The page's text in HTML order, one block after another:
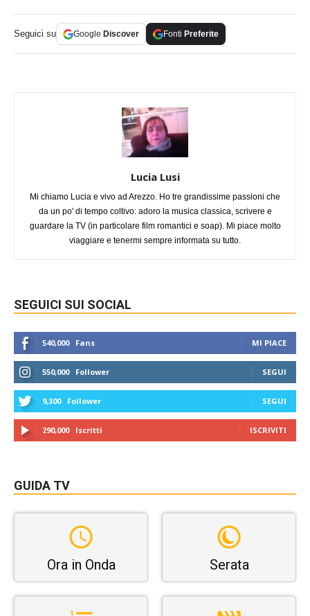
Seguici su Google Discover Fonti Preferite
Lucia Lusi
Mi chiamo Lucia e vivo ad Arezzo. Ho tre grandissime passioni che
da un po' di tempo coltivo: adoro la musica classica, scrivere e
guardare la TV (in particolare film romantici e soap). Mi piace molto
viaggiare e tenermi sempre informata su tutto.
SEGUICI SUI SOCIAL
540,000 Fans MI PIACE
550,000 Follower SEGUI
9,300 Follower SEGUI
290,000 Iscritti ISCRIVITI
GUIDA TV
Ora in Onda Serata